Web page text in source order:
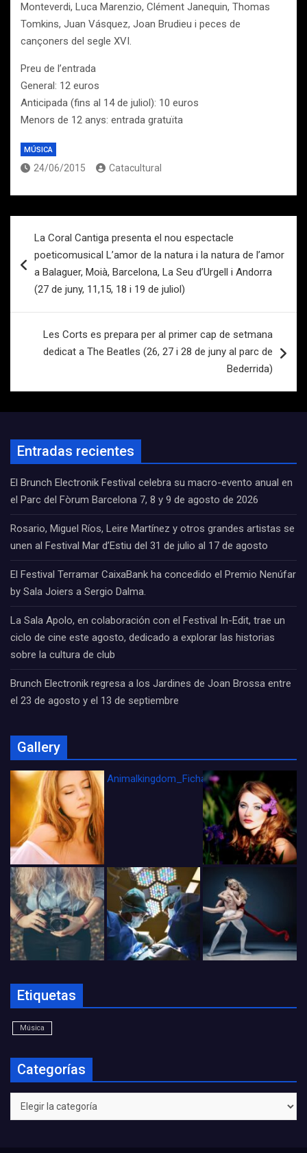
Monteverdi, Luca Marenzio, Clément Janequin, Thomas
Tomkins, Juan Vásquez, Joan Brudieu i peces de
cançoners del segle XVI.
Preu de l’entrada
General: 12 euros
Anticipada (fins al 14 de juliol): 10 euros
Menors de 12 anys: entrada gratuïta
MÚSICA
24/06/2015 Catacultural
entradas
La Coral Cantiga presenta el nou espectacle
poeticomusical L’amor de la natura i la natura de l’amor
a Balaguer, Moià, Barcelona, La Seu d’Urgell i Andorra
(27 de juny, 11,15, 18 i 19 de juliol)
Les Corts es prepara per al primer cap de setmana
dedicat a The Beatles (26, 27 i 28 de juny al parc de
Bederrida)
Entradas recientes
El Brunch Electronik Festival celebra su macro-evento anual en
el Parc del Fòrum Barcelona 7, 8 y 9 de agosto de 2026
Rosario, Miguel Ríos, Leire Martínez y otros grandes artistas se
unen al Festival Mar d’Estiu del 31 de julio al 17 de agosto
El Festival Terramar CaixaBank ha concedido el Premio Nenúfar
by Sala Joiers a Sergio Dalma.
La Sala Apolo, en colaboración con el Festival In-Edit, trae un
ciclo de cine este agosto, dedicado a explorar las historias
sobre la cultura de club
Brunch Electronik regresa a los Jardines de Joan Brossa entre
el 23 de agosto y el 13 de septiembre
Gallery
Animalkingdom_FichaCine
Etiquetas
Música
Categorías
Categorías